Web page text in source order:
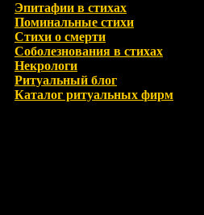
Эпитафии в стихах
Поминальные стихи
Стихи о смерти
Соболезнования в стихах
Некрологи
Ритуальный блог
Каталог ритуальных фирм